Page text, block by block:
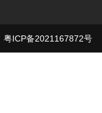
粤ICP备2021167872号